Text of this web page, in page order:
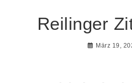
Reilinger
März 19,